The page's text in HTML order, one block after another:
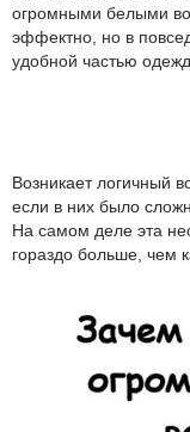
огромными белыми
эффектно, но в
удобной частью
Возникает логичный
если в них было
На самом деле эта
гораздо больше, чем